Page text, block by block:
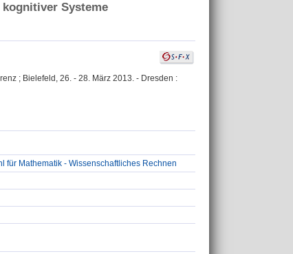
Systeme
; Bielefeld, 26. - 28. März 2013. - Dresden :
für Mathematik - Wissenschaftliches Rechnen